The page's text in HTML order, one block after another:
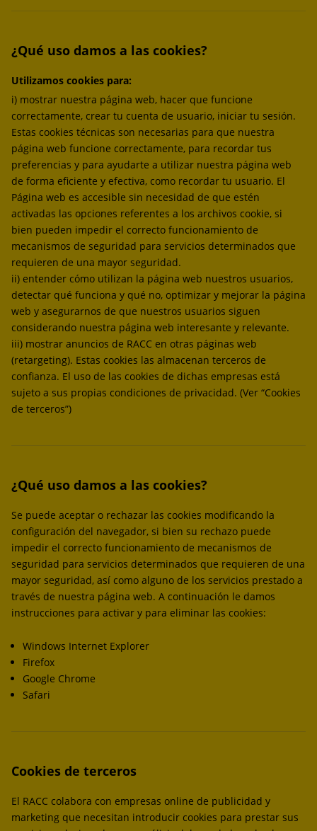
¿Qué uso damos a las cookies?
Utilizamos cookies para:
i) mostrar nuestra página web, hacer que funcione
correctamente, crear tu cuenta de usuario, iniciar tu sesión.
Estas cookies técnicas son necesarias para que nuestra
página web funcione correctamente, para recordar tus
preferencias y para ayudarte a utilizar nuestra página web
de forma eficiente y efectiva, como recordar tu usuario. El
Página web es accesible sin necesidad de que estén
activadas las opciones referentes a los archivos cookie, si
bien pueden impedir el correcto funcionamiento de
mecanismos de seguridad para servicios determinados que
requieren de una mayor seguridad.
ii) entender cómo utilizan la página web nuestros usuarios,
detectar qué funciona y qué no, optimizar y mejorar la página
web y asegurarnos de que nuestros usuarios siguen
considerando nuestra página web interesante y relevante.
iii) mostrar anuncios de RACC en otras páginas web
(retargeting). Estas cookies las almacenan terceros de
confianza. El uso de las cookies de dichas empresas está
sujeto a sus propias condiciones de privacidad. (Ver “Cookies
de terceros”)
¿Qué uso damos a las cookies?
Se puede aceptar o rechazar las cookies modificando la
configuración del navegador, si bien su rechazo puede
impedir el correcto funcionamiento de mecanismos de
seguridad para servicios determinados que requieren de una
mayor seguridad, así como alguno de los servicios prestado a
través de nuestra página web. A continuación le damos
instrucciones para activar y para eliminar las cookies:
Windows Internet Explorer
Firefox
Google Chrome
Safari
Cookies de terceros
El RACC colabora con empresas online de publicidad y
marketing que necesitan introducir cookies para prestar sus